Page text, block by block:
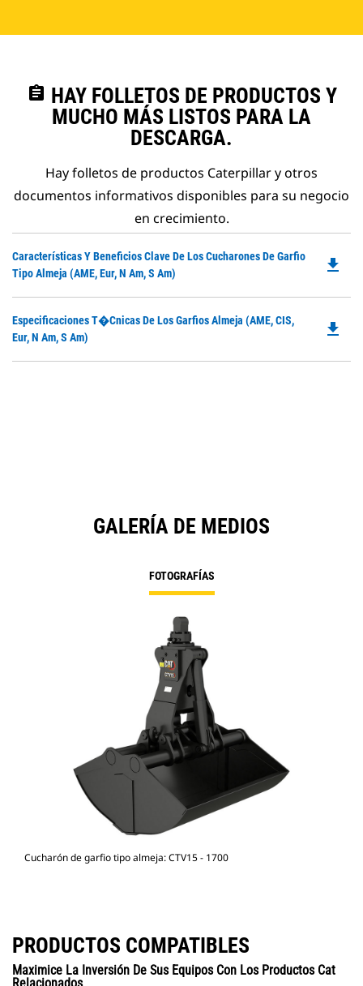
assignment HAY FOLLETOS DE PRODUCTOS Y
MUCHO MÁS LISTOS PARA LA
DESCARGA.
Hay folletos de productos Caterpillar y otros
documentos informativos disponibles para su negocio
en crecimiento.
Características Y Beneficios Clave De Los Cucharones De Garfio
Tipo Almeja (AME, Eur, N Am, S Am)
file_download
Especificaciones T�cnicas De Los Garfios Almeja (AME, CIS,
Eur, N Am, S Am)
file_download
GALERÍA DE MEDIOS
FOTOGRAFÍAS
Cucharón de garfio tipo almeja: CTV15 - 1700
PRODUCTOS COMPATIBLES
Maximice La Inversión De Sus Equipos Con Los Productos Cat